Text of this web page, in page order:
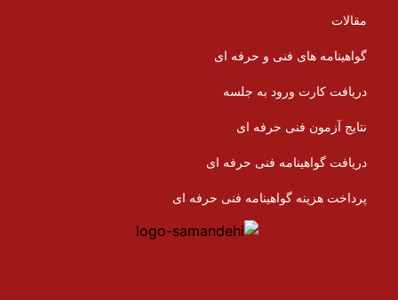
مقالات
گواهینامه های فنی و حرفه ای
دریافت کارت ورود به جلسه
نتایج آزمون فنی حرفه ای
دریافت گواهینامه فنی حرفه ای
پرداخت هزینه گواهینامه فنی حرفه ای